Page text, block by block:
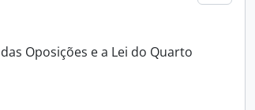
Oposições e a Lei do Quarto